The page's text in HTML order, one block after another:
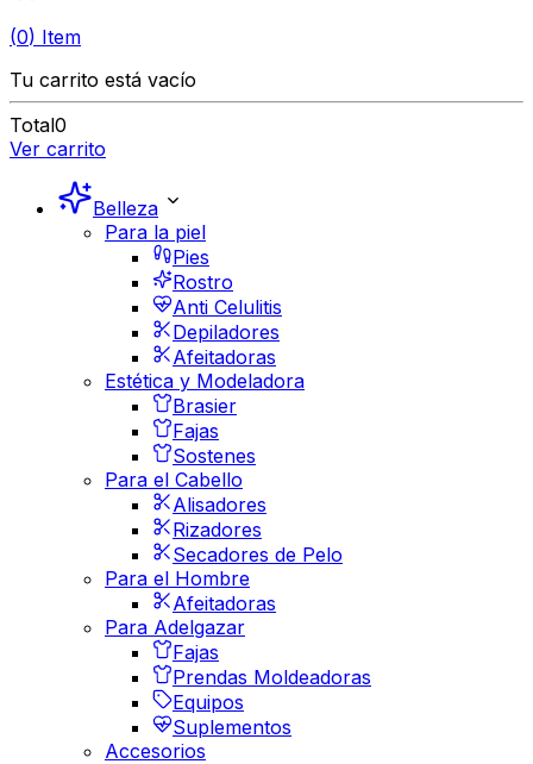
(0) Item
Tu carrito está vacío
Total0
Ver carrito
Belleza
Para la piel
Pies
Rostro
Anti Celulitis
Depiladores
Afeitadoras
Estética y Modeladora
Brasier
Fajas
Sostenes
Para el Cabello
Alisadores
Rizadores
Secadores de Pelo
Para el Hombre
Afeitadoras
Para Adelgazar
Fajas
Prendas Moldeadoras
Equipos
Suplementos
Accesorios